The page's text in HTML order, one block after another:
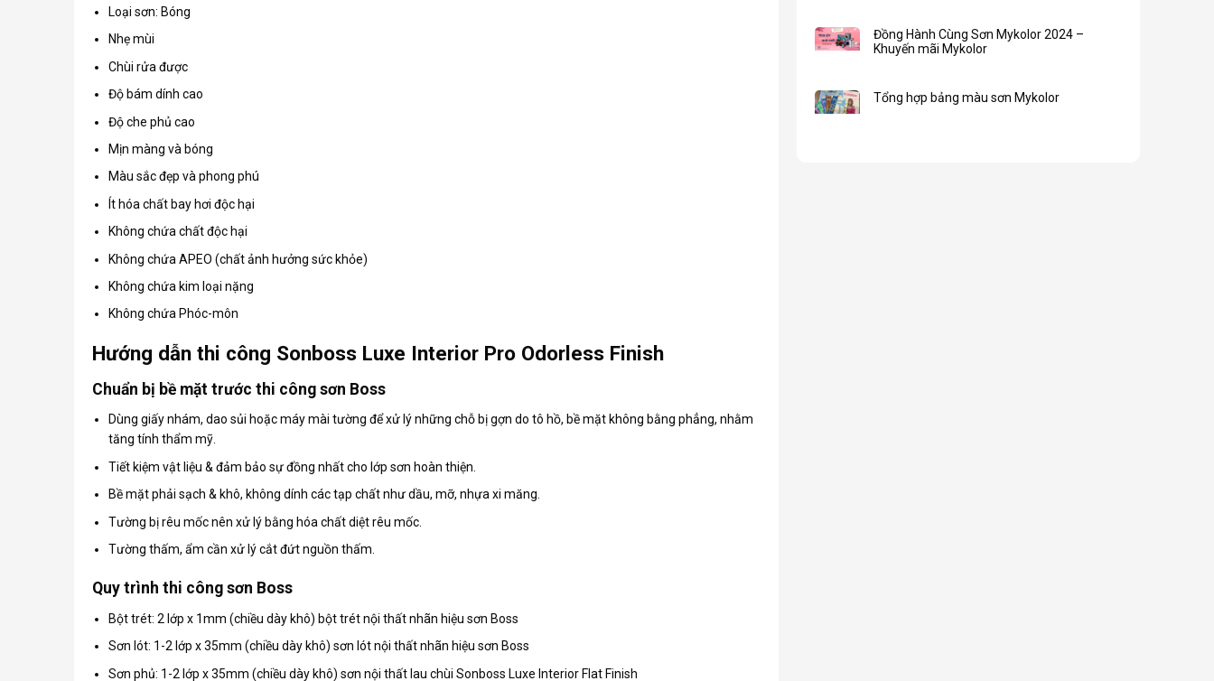
Loại sơn: Bóng
Nhẹ mùi
Chùi rửa được
Độ bám dính cao
Độ che phủ cao
Mịn màng và bóng
Màu sắc đẹp và phong phú
Ít hóa chất bay hơi độc hại
Không chứa chất độc hại
Không chứa APEO (chất ảnh hưởng sức khỏe)
Không chứa kim loại nặng
Không chứa Phóc-môn
Hướng dẫn thi công Sonboss Luxe Interior Pro Odorless Finish
Chuẩn bị bề mặt trước thi công sơn Boss
Dùng giấy nhám, dao sủi hoặc máy mài tường để xử lý những chỗ bị gợn do tô hồ, bề mặt không bằng phẳng, nhằm
tăng tính thẩm mỹ.
Tiết kiệm vật liệu & đảm bảo sự đồng nhất cho lớp sơn hoàn thiện.
Bề mặt phải sạch & khô, không dính các tạp chất như dầu, mỡ, nhựa xi măng.
Tường bị rêu mốc nên xử lý bằng hóa chất diệt rêu mốc.
Tường thấm, ẩm cần xử lý cắt đứt nguồn thấm.
Quy trình thi công sơn Boss
Bột trét: 2 lớp x 1mm (chiều dày khô) bột trét nội thất nhãn hiệu sơn Boss
Sơn lót: 1-2 lớp x 35mm (chiều dày khô) sơn lót nội thất nhãn hiệu sơn Boss
Sơn phủ: 1-2 lớp x 35mm (chiều dày khô) sơn nội thất lau chùi Sonboss Luxe Interior Flat Finish
Đồng Hành Cùng Sơn Mykolor 2024 –
Khuyến mãi Mykolor
Tổng hợp bảng màu sơn Mykolor